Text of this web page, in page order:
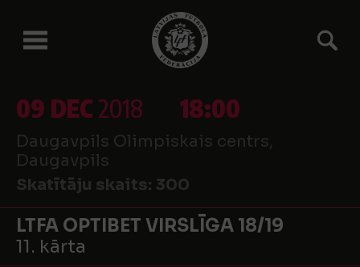
09 DEC2018 18:00
Daugavpils Olimpiskais centrs,
Daugavpils
Skatītāju skaits: 300
LTFA OPTIBET VIRSLĪGA 18/19
11. kārta